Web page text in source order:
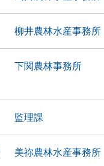
柳井農林水産事務所
下関農林事務所
監理課
美祢農林水産事務所